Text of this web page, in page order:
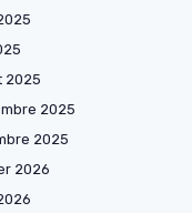
2025
2025
2025
2026